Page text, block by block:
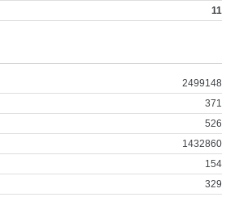
11
2499148
371
526
1432860
154
329